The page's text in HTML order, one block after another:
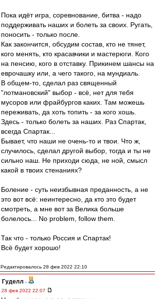
Пока идёт игра, соревнование, битва - надо
поддерживать наших и болеть за своих. Ругать,
поносить - только после.
Как закончится, обсудим состав, кто не тянет,
кого менять, кто красавчики и мастерюги. Кого
на пенсию, кого в отставку. Прикинем шансы на
еврочашку или, а чего такого, на мундиаль.
В общем-то, сделал раз священный
"лотмановский" выбор - всё, нет для тебя
мусоров или фрайбургов каких. Там можешь
переживать, да хоть топить - за кого хошь.
Здесь - только болеть за наших. Раз Спартак,
всегда Спартак...
Бывает, что наши не очень-то и твои. Что ж,
случилось, сделал другой выбор, тогда и ты не
сильно наш. Не приходи сюда, не ной, смысл
какой в твоих стенаниях?
Боление - суть неизбывная преданность, а не
это вот всё: неинтересно, да кто это будет
смотреть, а мне вот за Велика больше
болелось... No problem, follow them.
Так что - только Россия и Спартак!
Всё будет хорошо!
Редактировалось 28 фев 2022 22:10
Гуделл -
28 фев 2022 22:07